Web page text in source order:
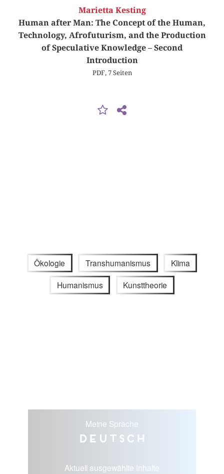
Marietta Kesting
Human after Man: The Concept of the Human,
Technology, Afrofuturism, and the Production
of Speculative Knowledge – Second
Introduction
PDF, 7 Seiten
Ökologie Transhumanismus Klima
Humanismus Kunsttheorie
Meine Sprache
Deutsch
Aktuell ausgewählte Inhalte